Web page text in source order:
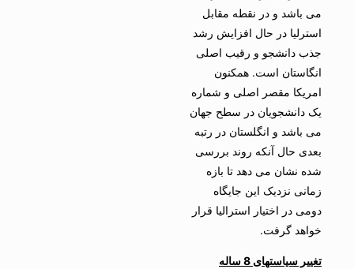
می باشد و در نقطه مقابل
استرلیا در حال افزایش رشد
جذب دانشجو و رقیب اصلی
انگاستان است. همکنون
امریکا مقصر اصلی و شماره
یک دانشجویان در سطح جهان
می باشد و انگلستان در رتبه
بعدی حال آنکه روند بررسی
شده نشان می دهد تا بازه
زمانی نزدیک این جایگاه
دومی در اختیار استرالیا قرار
خواهد گرفت.
تغییر سیاستهای 8 ساله